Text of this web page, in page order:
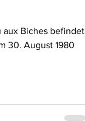
aux Biches befindet
30. August 1980